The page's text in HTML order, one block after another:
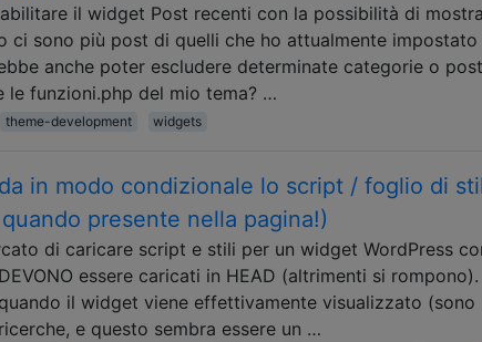
il widget Post recenti con la possibilità di
ci sono più post di quelli che ho attualmente
anche poter escludere determinate categorie o
le funzioni.php del mio tema? …
theme-development widgets
in modo condizionale lo script / foglio di
presente nella pagina!)
di caricare script e stili per un widget WordPress
essere caricati in HEAD (altrimenti si
il widget viene effettivamente visualizzato
e questo sembra essere un …